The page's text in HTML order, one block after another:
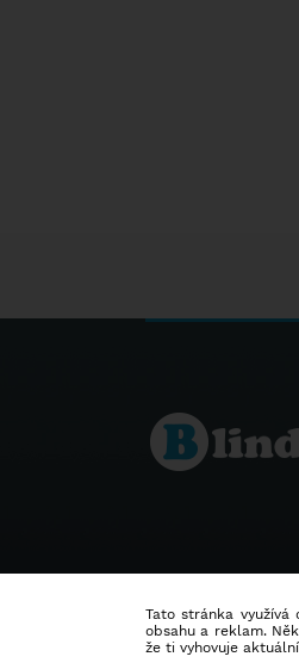
Tato stránka
obsahu a reklam.
že ti vyhovuje